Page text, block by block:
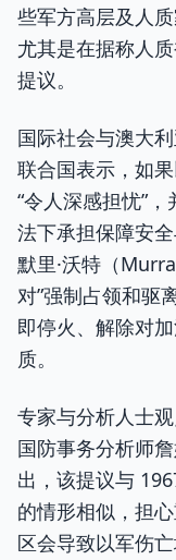
些军方高层及人
尤其是在据称人
提议。
国际社会与澳大
联合国表示，如
“令人深感担忧”
法下承担保障安
默里·沃特（
对”强制占领和驱
即停火、解除对
质。
专家与分析人士
国防事务分析师
出，该提议与
的情形相似，担
区会导致以军伤